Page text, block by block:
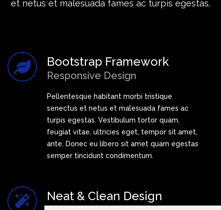
et netus et malesuada fames ac turpis egestas.
Bootstrap Framework
Responsive Design
Pellentesque habitant morbi tristique
senectus et netus et malesuada fames ac
turpis egestas. Vestibulum tortor quam,
feugiat vitae, ultricies eget, tempor sit amet,
ante. Donec eu libero sit amet quam egestas
semper tincidunt condimentum.
Neat & Clean Design